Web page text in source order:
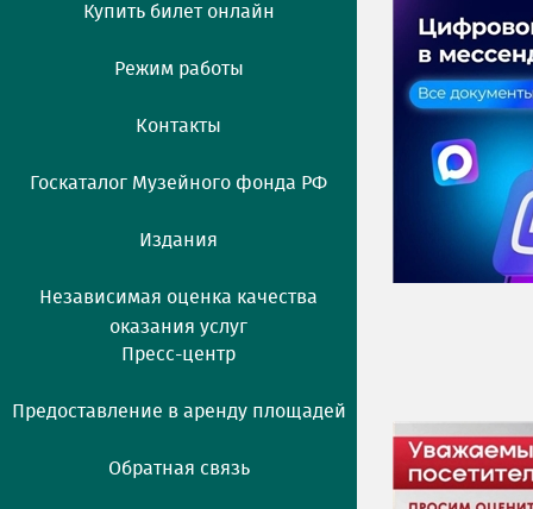
Купить билет онлайн
Режим работы
Контакты
Госкаталог Музейного фонда РФ
Издания
Независимая оценка качества
оказания услуг
Пресс-центр
Предоставление в аренду площадей
Обратная связь